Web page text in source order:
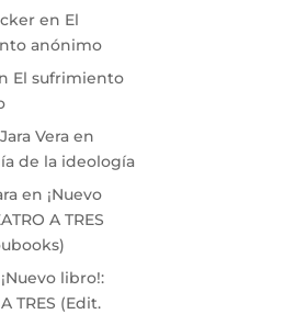
en El
anónimo
El sufrimiento
Vera en
de la ideología
en ¡Nuevo
A TRES
¡Nuevo libro!:
TRES (Edit.